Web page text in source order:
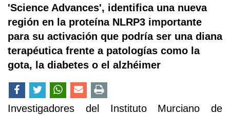
'Science Advances', identifica una nueva
región en la proteína NLRP3 importante
para su activación que podría ser una diana
terapéutica frente a patologías como la
gota, la diabetes o el alzhéimer
Investigadores del Instituto Murciano de